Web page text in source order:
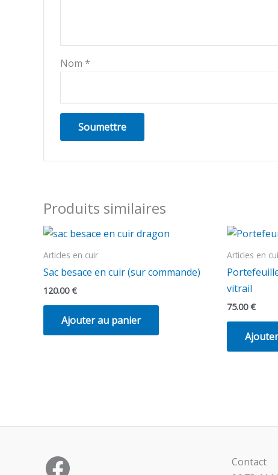
Nom *
Produits similaires
Articles en cuir
Sac besace en cuir (sur commande)
120.00€
Ajouter au panier
Articles en
vitrail
75.00€
Contact